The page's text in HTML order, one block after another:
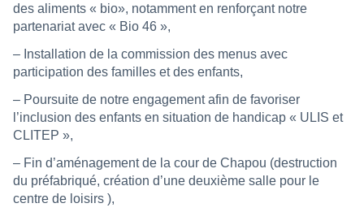
des aliments « bio», notamment en renforçant notre
partenariat avec « Bio 46 »,
– Installation de la commission des menus avec
participation des familles et des enfants,
– Poursuite de notre engagement afin de favoriser
l’inclusion des enfants en situation de handicap « ULIS et
CLITEP »,
– Fin d’aménagement de la cour de Chapou (destruction
du préfabriqué, création d’une deuxième salle pour le
centre de loisirs ),